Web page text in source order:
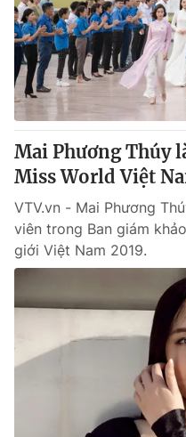
Mai Phương Thúy
Miss World Việt
VTV.vn - Mai Phương
viên trong Ban giám
giới Việt Nam 2019.